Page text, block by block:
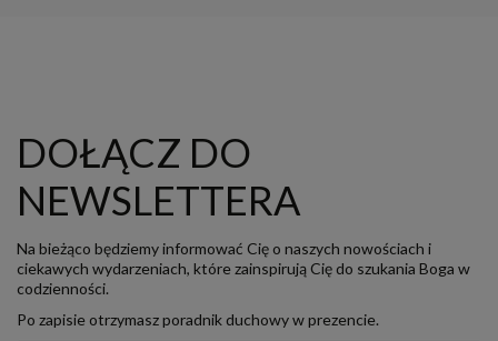
DOŁĄCZ DO
NEWSLETTERA
Na bieżąco będziemy informować Cię o naszych nowościach i
ciekawych wydarzeniach, które zainspirują Cię do szukania Boga w
codzienności.
Po zapisie otrzymasz poradnik duchowy w prezencie.